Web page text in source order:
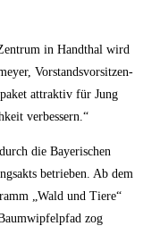
in Hand­thal wird
Vor­stands­vor­sit­zen­
attrak­tiv für Jung
verbessern.“
die Baye­ri­schen
betrie­ben. Ab dem
„Wald und Tie­re“
zog